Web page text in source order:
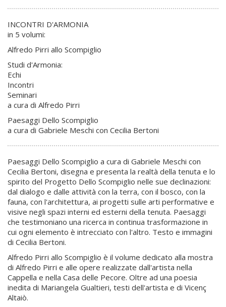
INCONTRI D'ARMONIA
in 5 volumi:
Alfredo Pirri allo Scompiglio
Studi d'Armonia:
Echi
Incontri
Seminari
a cura di Alfredo Pirri
Paesaggi Dello Scompiglio
a cura di Gabriele Meschi con Cecilia Bertoni
Paesaggi Dello Scompiglio a cura di Gabriele Meschi con
Cecilia Bertoni, disegna e presenta la realtà della tenuta e lo
spirito del Progetto Dello Scompiglio nelle sue declinazioni:
dal dialogo e dalle attività con la terra, con il bosco, con la
fauna, con l'architettura, ai progetti sulle arti performative e
visive negli spazi interni ed esterni della tenuta. Paesaggi
che testimoniano una ricerca in continua trasformazione in
cui ogni elemento è intrecciato con l'altro. Testo e immagini
di Cecilia Bertoni.
Alfredo Pirri allo Scompiglio è il volume dedicato alla mostra
di Alfredo Pirri e alle opere realizzate dall'artista nella
Cappella e nella Casa delle Pecore. Oltre ad una poesia
inedita di Mariangela Gualtieri, testi dell'artista e di Vicenç
Altaiò.